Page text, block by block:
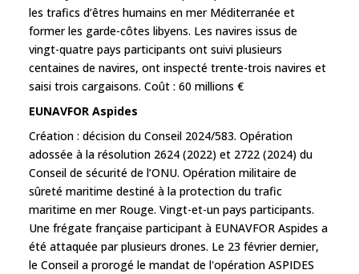
les trafics d’êtres humains en mer Méditerranée et
former les garde-côtes libyens. Les navires issus de
vingt-quatre pays participants ont suivi plusieurs
centaines de navires, ont inspecté trente-trois navires et
saisi trois cargaisons. Coût : 60 millions €
EUNAVFOR Aspides
Création : décision du Conseil 2024/583. Opération
adossée à la résolution 2624 (2022) et 2722 (2024) du
Conseil de sécurité de l’ONU. Opération militaire de
sûreté maritime destiné à la protection du trafic
maritime en mer Rouge. Vingt-et-un pays participants.
Une frégate française participant à EUNAVFOR Aspides a
été attaquée par plusieurs drones. Le 23 février dernier,
le Conseil a prorogé le mandat de l'opération ASPIDES